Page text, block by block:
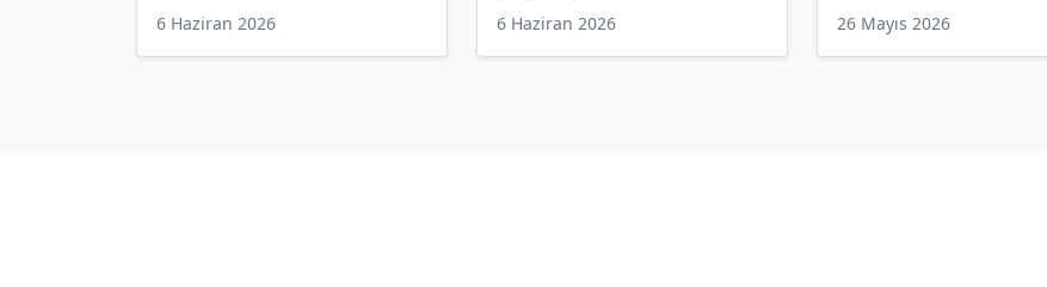
6 Haziran 2026 6 Haziran 2026 26 Mayıs 2026